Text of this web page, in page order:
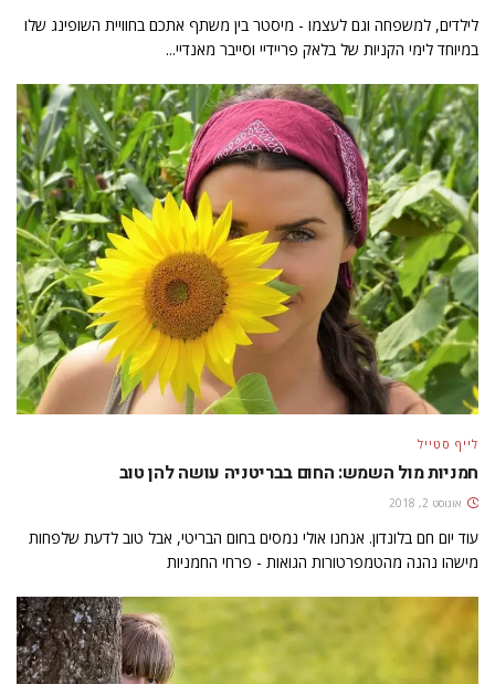
לילדים, למשפחה וגם לעצמו - מיסטר בין משתף אתכם בחוויית השופינג שלו
במיוחד לימי הקניות של בלאק פריידיי וסייבר מאנדיי...
לייף סטייל
חמניות מול השמש: החום בבריטניה עושה להן טוב
אוגוסט 2, 2018
עוד יום חם בלונדון. אנחנו אולי נמסים בחום הבריטי, אבל טוב לדעת שלפחות
מישהו נהנה מהטמפרטורות הגואות - פרחי החמניות